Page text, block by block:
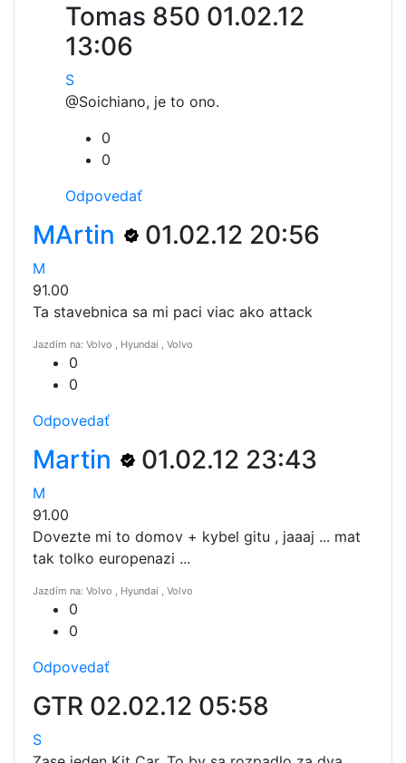
Tomas 850 01.02.12
13:06
S
@Soichiano, je to ono.
0
0
Odpovedať
MArtin 01.02.12 20:56
M
91.00
Ta stavebnica sa mi paci viac ako attack
Jazdím na: Volvo , Hyundai , Volvo
0
0
Odpovedať
Martin 01.02.12 23:43
M
91.00
Dovezte mi to domov + kybel gitu , jaaaj ... mat
tak tolko europenazi ...
Jazdím na: Volvo , Hyundai , Volvo
0
0
Odpovedať
GTR 02.02.12 05:58
S